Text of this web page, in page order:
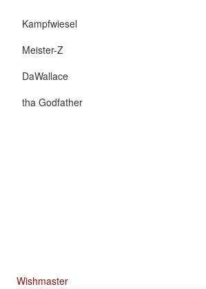
Kampfwiesel
Meister-Z
DaWallace
tha Godfather
Wishmaster